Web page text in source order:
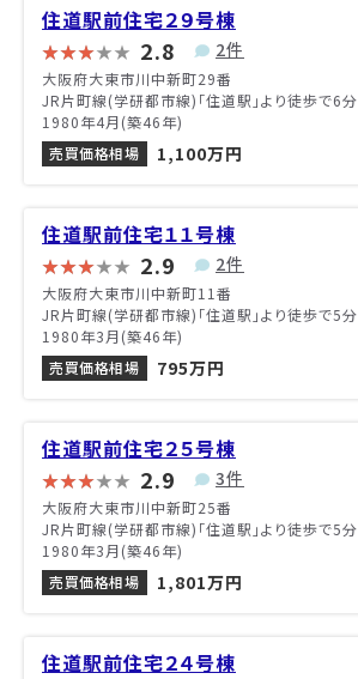
住道駅前住宅２９号棟
2.8 2件
大阪府大東市川中新町29番
JR片町線(学研都市線)「住道駅」より徒歩で6分
1980年4月(築46年)
売買価格相場
1,100万円
住道駅前住宅１１号棟
2.9 2件
大阪府大東市川中新町11番
JR片町線(学研都市線)「住道駅」より徒歩で5分
1980年3月(築46年)
売買価格相場
795万円
住道駅前住宅２５号棟
2.9 3件
大阪府大東市川中新町25番
JR片町線(学研都市線)「住道駅」より徒歩で5分
1980年3月(築46年)
売買価格相場
1,801万円
住道駅前住宅２４号棟